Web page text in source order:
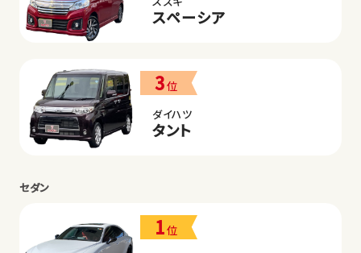
スペーシア
3位
ダイハツ
タント
セダン
1位